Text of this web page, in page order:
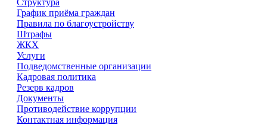
Структура
График приёма граждан
Правила по благоустройству
Штрафы
ЖКХ
Услуги
Подведомственные организации
Кадровая политика
Резерв кадров
Документы
Противодействие коррупции
Контактная информация